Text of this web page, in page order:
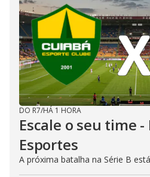
DO R7/HÁ 1 HORA
Escale o seu time
Esportes
A próxima batalha na Série B